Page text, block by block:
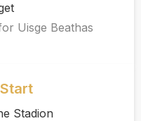
Uisge Beathas
Stadion